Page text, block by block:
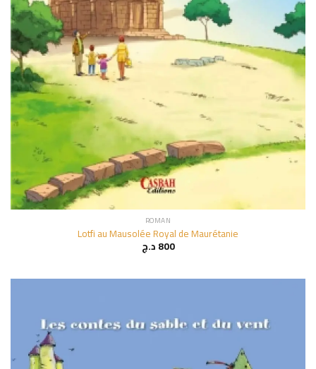
ROMAN
Lotfi au Mausolée Royal de Maurétanie
800د.ج